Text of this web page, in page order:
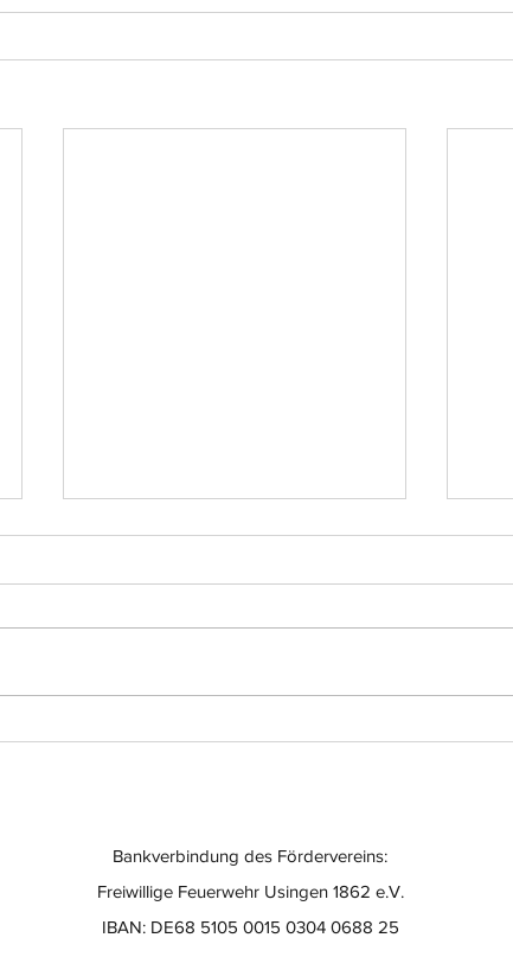
Bankverbindung des Fördervereins:
Freiwillige Feuerwehr Usingen 1862 e.V.
IBAN: DE68 5105 0015 0304 0688 25